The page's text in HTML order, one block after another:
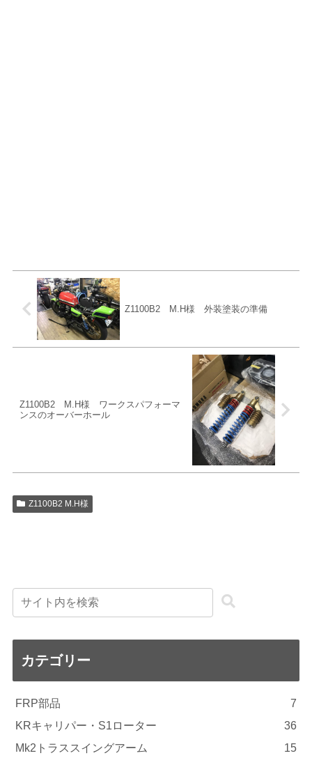
Z1100B2 M.H様 外装塗装の準備
Z1100B2 M.H様 ワークスパフォーマ
ンスのオーバーホール
Z1100B2 M.H様
カテゴリー
FRP部品
7
KRキャリパー・S1ローター
36
Mk2トラススイングアーム
15